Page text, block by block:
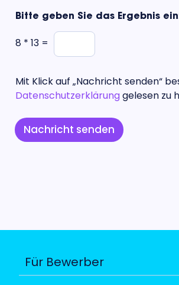
Bitte geben Sie das Ergebnis
8 * 13 =
Mit Klick auf „Nachricht senden“
Datenschutzerklärunggelesen zu
Nachricht senden
Für Bewerber